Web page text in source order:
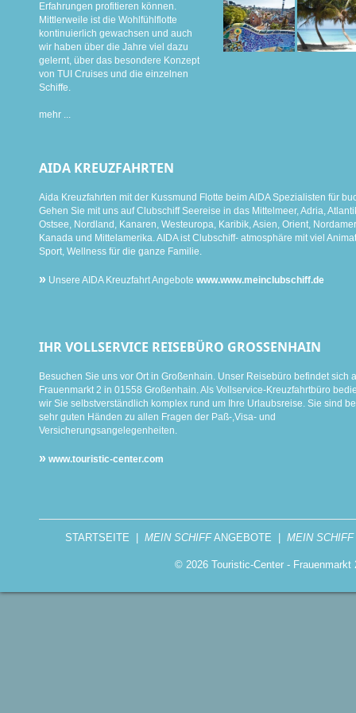
Erfahrungen profitieren können.
Mittlerweile ist die Wohlfühlflotte
kontinuierlich gewachsen und auch
wir haben über die Jahre viel dazu
gelernt, über das besondere Konzept
von TUI Cruises und die einzelnen
Schiffe.
mehr ...
AIDA KREUZFAHRTEN
Aida Kreuzfahrten mit der Kussmund Flotte beim AIDA Spezialisten für
Gehen Sie mit uns auf Clubschiff Seereise in das Mittelmeer, Adria,
Ostsee, Nordland, Kanaren, Westeuropa, Karibik, Asien, Orient,
Kanada und Mittelamerika. AIDA ist Clubschiff- atmosphäre mit viel
Sport, Wellness für die ganze Familie.
» Unsere AIDA Kreuzfahrt Angebote www.www.meinclubschiff.de
IHR VOLLSERVICE REISEBÜRO GROSSENHAIN
Besuchen Sie uns vor Ort in Großenhain. Unser Reisebüro befindet sich
Frauenmarkt 2 in 01558 Großenhain. Als Vollservice-Kreuzfahrtbüro
wir Sie selbstverständlich komplex rund um Ihre Urlaubsreise. Sie sind
sehr guten Händen zu allen Fragen der Paß-,Visa- und
Versicherungsangelegenheiten.
» www.touristic-center.com
STARTSEITE MEIN SCHIFFANGEBOTE MEIN SCHIFF
© 2026 Touristic-Center -